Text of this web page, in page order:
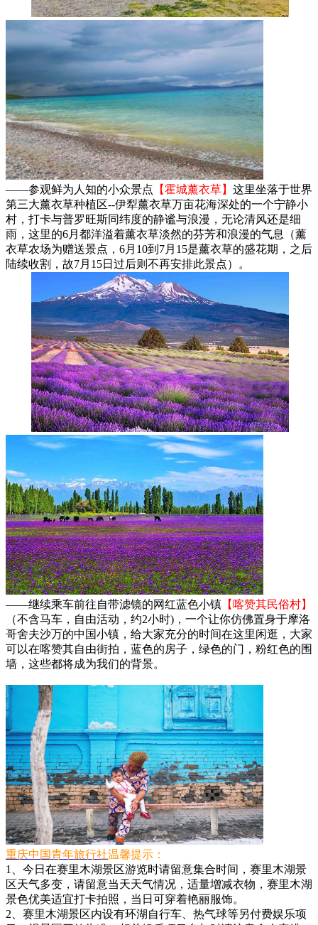
——参观鲜为人知的小众景点 【霍城薰衣草】 这里坐落于世界
第三大薰衣草种植区--伊犁薰衣草万亩花海深处的一个宁静小
村，打卡与普罗旺斯同纬度的静谧与浪漫，无论清风还是细
雨，这里的6月都洋溢着薰衣草淡然的芬芳和浪漫的气息（薰
衣草农场为赠送景点，6月10到7月15是薰衣草的盛花期，之后
陆续收割，故7月15日过后则不再安排此景点）。
——继续乘车前往自带滤镜的网红蓝色小镇 【喀赞其民俗村】
（不含马车，自由活动，约2小时)，一个让你仿佛置身于摩洛
哥舍夫沙万的中国小镇，给大家充分的时间在这里闲逛，大家
可以在喀赞其自由街拍，蓝色的房子，绿色的门，粉红色的围
墙，这些都将成为我们的背景。
重庆中国青年旅行社温馨提示：
1、今日在赛里木湖景区游览时请留意集合时间，赛里木湖景
区天气多变，请留意当天天气情况，适量增减衣物，赛里木湖
景色优美适宜打卡拍照，当日可穿着艳丽服饰。
2、赛里木湖景区内设有环湖自行车、热气球等另付费娱乐项